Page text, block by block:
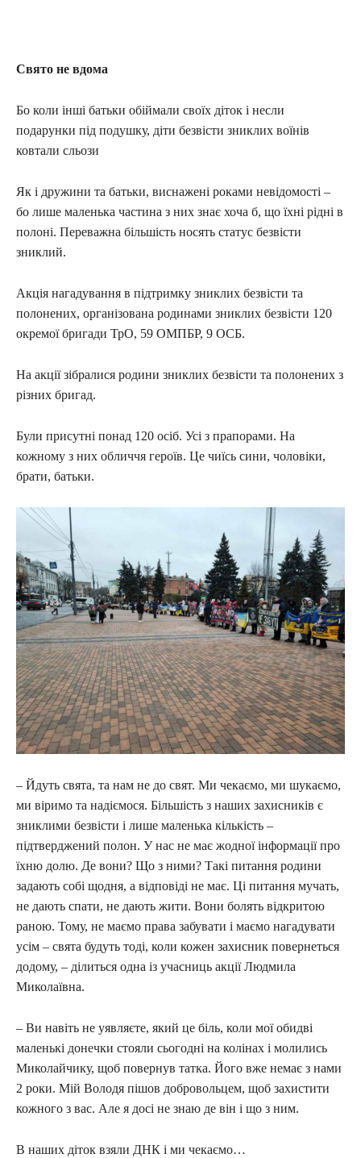
Свято не вдома
Бо коли інші батьки обіймали своїх діток і несли
подарунки під подушку, діти безвісти зниклих воїнів
ковтали сльози
Як і дружини та батьки, виснажені роками невідомості –
бо лише маленька частина з них знає хоча б, що їхні рідні в
полоні. Переважна більшість носять статус безвісти
зниклий.
Акція нагадування в підтримку зниклих безвісти та
полонених, організована родинами зниклих безвісти 120
окремої бригади ТрО, 59 ОМПБР, 9 ОСБ.
На акції зібралися родини зниклих безвісти та полонених з
різних бригад.
Були присутні понад 120 осіб. Усі з прапорами. На
кожному з них обличчя героїв. Це чиїсь сини, чоловіки,
брати, батьки.
– Йдуть свята, та нам не до свят. Ми чекаємо, ми шукаємо,
ми віримо та надіємося. Більшість з наших захисників є
зниклими безвісти і лише маленька кількість –
підтверджений полон. У нас не має жодної інформації про
їхню долю. Де вони? Що з ними? Такі питання родини
задають собі щодня, а відповіді не має. Ці питання мучать,
не дають спати, не дають жити. Вони болять відкритою
раною. Тому, не маємо права забувати і маємо нагадувати
усім – свята будуть тоді, коли кожен захисник повернеться
додому, – ділиться одна із учасниць акції Людмила
Миколаївна.
– Ви навіть не уявляєте, який це біль, коли мої обидві
маленькі донечки стояли сьогодні на колінах і молились
Миколайчику, щоб повернув татка. Його вже немає з нами
2 роки. Мій Володя пішов добровольцем, щоб захистити
кожного з вас. Але я досі не знаю де він і що з ним.
В наших діток взяли ДНК і ми чекаємо…